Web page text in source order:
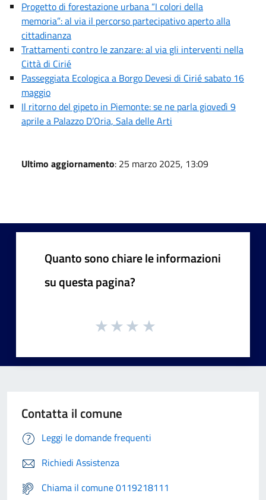
Progetto di forestazione urbana “I colori della
memoria”: al via il percorso partecipativo aperto alla
cittadinanza
Trattamenti contro le zanzare: al via gli interventi nella
Città di Cirié
Passeggiata Ecologica a Borgo Devesi di Cirié sabato 16
maggio
Il ritorno del gipeto in Piemonte: se ne parla giovedì 9
aprile a Palazzo D’Oria, Sala delle Arti
Ultimo aggiornamento: 25 marzo 2025, 13:09
Quanto sono chiare le informazioni
su questa pagina?
Contatta il comune
Leggi le domande frequenti
Richiedi Assistenza
Chiama il comune 0119218111